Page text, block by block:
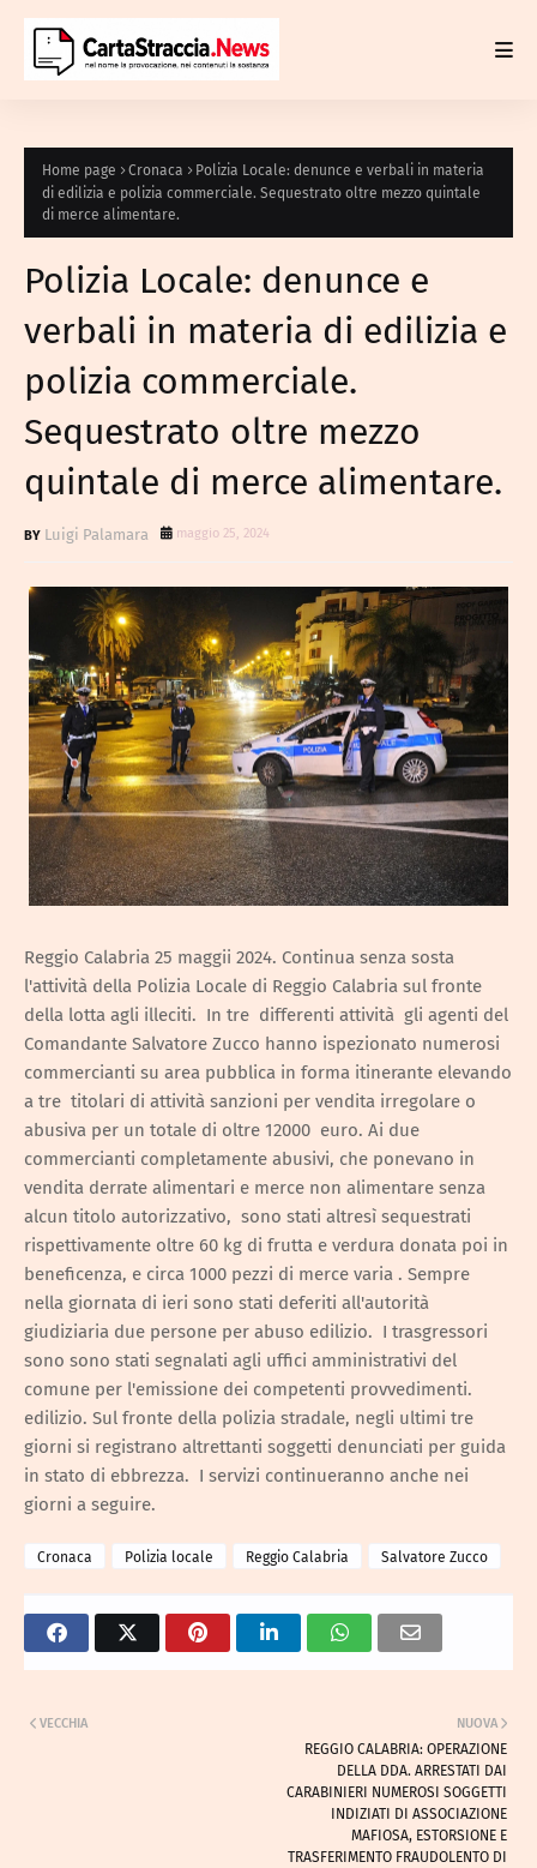
Home page Cronaca
Polizia Locale: denunce e verbali in materia
di edilizia e polizia commerciale. Sequestrato oltre mezzo quintale
di merce alimentare.
Polizia Locale: denunce e
verbali in materia di edilizia e
polizia commerciale.
Sequestrato oltre mezzo
quintale di merce alimentare.
Luigi Palamara maggio 25, 2024
Reggio Calabria 25 maggii 2024. Continua senza sosta
l'attività della Polizia Locale di Reggio Calabria sul fronte
della lotta agli illeciti. In tre differenti attività gli agenti del
Comandante Salvatore Zucco hanno ispezionato numerosi
commercianti su area pubblica in forma itinerante elevando
a tre titolari di attività sanzioni per vendita irregolare o
abusiva per un totale di oltre 12000 euro. Ai due
commercianti completamente abusivi, che ponevano in
vendita derrate alimentari e merce non alimentare senza
alcun titolo autorizzativo, sono stati altresì sequestrati
rispettivamente oltre 60 kg di frutta e verdura donata poi in
beneficenza, e circa 1000 pezzi di merce varia . Sempre
nella giornata di ieri sono stati deferiti all'autorità
giudiziaria due persone per abuso edilizio. I trasgressori
sono sono stati segnalati agli uffici amministrativi del
comune per l'emissione dei competenti provvedimenti.
edilizio. Sul fronte della polizia stradale, negli ultimi tre
giorni si registrano altrettanti soggetti denunciati per guida
in stato di ebbrezza. I servizi continueranno anche nei
giorni a seguire.
Cronaca Polizia locale Reggio Calabria Salvatore Zucco
NUOVA
REGGIO CALABRIA: OPERAZIONE
DELLA DDA. ARRESTATI DAI
CARABINIERI NUMEROSI SOGGETTI
INDIZIATI DI ASSOCIAZIONE
MAFIOSA, ESTORSIONE E
TRASFERIMENTO FRAUDOLENTO DI
VECCHIA